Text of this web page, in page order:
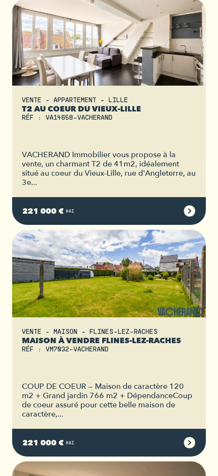
VENTE - APPARTEMENT - LILLE
T2 AU COEUR DU VIEUX-LILLE
RÉF : VA14658-VACHERAND
VACHERAND Immobilier vous propose à la
vente, un charmant T2 de 41m2, idéalement
situé au coeur du Vieux-Lille, rue d'Angleterre, au
3e...
221 000 € HAI
VENTE - MAISON - FLINES-LEZ-RACHES
MAISON À VENDRE FLINES-LEZ-RACHES
RÉF : VM7032-VACHERAND
COUP DE COEUR — Maison de caractère 120
m2 + Grand jardin 766 m2 + DépendanceCoup
de coeur assuré pour cette belle maison de
caractère,...
221 000 € HAI